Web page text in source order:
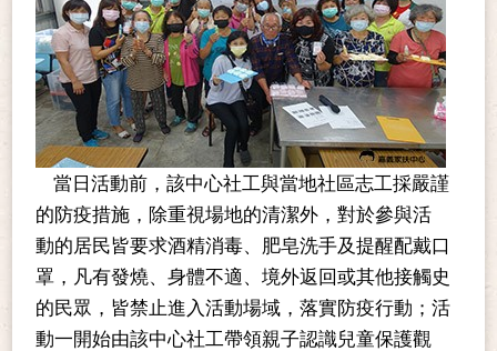
當日活動前，該中心社工與當地社區志工採嚴謹
的防疫措施，除重視場地的清潔外，對於參與活
動的居民皆要求酒精消毒、肥皂洗手及提醒配戴口
罩，凡有發燒、身體不適、境外返回或其他接觸史
的民眾，皆禁止進入活動場域，落實防疫行動；活
動一開始由該中心社工帶領親子認識兒童保護觀